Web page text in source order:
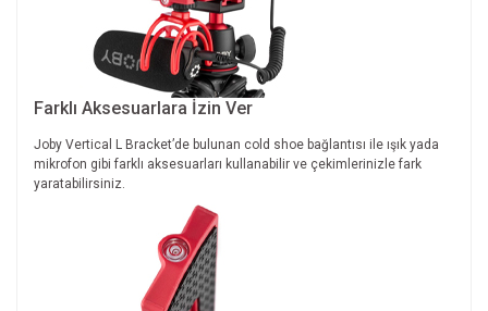
Farklı Aksesuarlara İzin Ver
Joby Vertical L Bracket’de bulunan cold shoe bağlantısı ile ışık yada
mikrofon gibi farklı aksesuarları kullanabilir ve çekimlerinizle fark
yaratabilirsiniz.